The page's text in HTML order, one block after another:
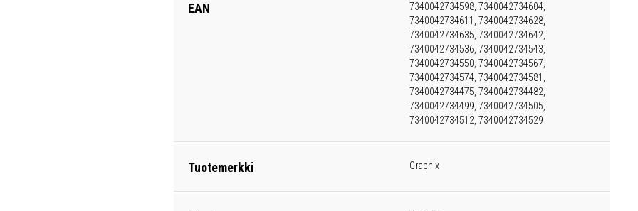
EAN
7340042734598, 7340042734604,
7340042734611, 7340042734628,
7340042734635, 7340042734642,
7340042734536, 7340042734543,
7340042734550, 7340042734567,
7340042734574, 7340042734581,
7340042734475, 7340042734482,
7340042734499, 7340042734505,
7340042734512, 7340042734529
Tuotemerkki Graphix